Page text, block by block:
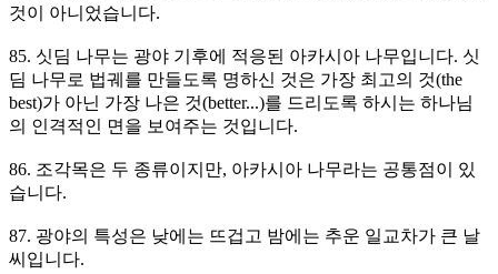
것이 아니었습니다.
85. 싯딤 나무는 광야 기후에 적응된 아카시아 나무입니다. 싯
딤 나무로 법궤를 만들도록 명하신 것은 가장 최고의 것(the
best)가 아닌 가장 나은 것(better...)를 드리도록 하시는 하나님
의 인격적인 면을 보여주는 것입니다.
86. 조각목은 두 종류이지만, 아카시아 나무라는 공통점이 있
습니다.
87. 광야의 특성은 낮에는 뜨겁고 밤에는 추운 일교차가 큰 날
씨입니다.